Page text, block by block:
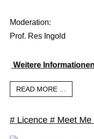
Moderation:
Prof. Res Ingold
Weitere Informationen
READ MORE …
# Licence # Meet